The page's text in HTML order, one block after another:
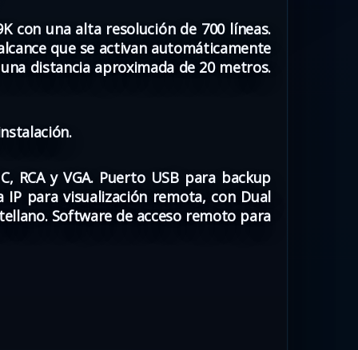
con una alta resolución de 700 líneas.
que se activan automáticamente
distancia aproximada de 20 metros.
RCA y VGA. Puerto USB para backup
IP para visualización remota, con Dual
Software de acceso remoto para